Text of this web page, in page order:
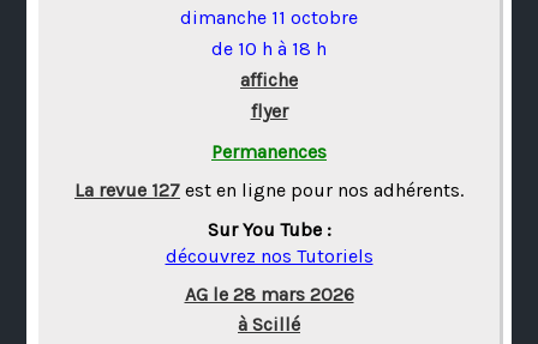
dimanche 11 octobre
de 10 h à 18 h
affiche
flyer
Permanences
La revue 127 est en ligne pour nos adhérents.
Sur You Tube :
découvrez nos Tutoriels
AG le 28 mars 2026
à Scillé